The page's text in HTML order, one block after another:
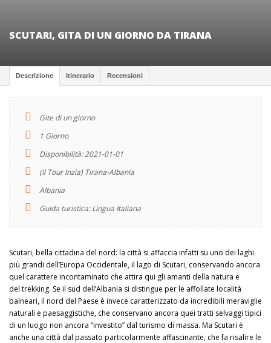
SCUTARI, GITA DI UN GIORNO DA TIRANA
Descrizione Itinerario Recensioni
Gite di un giorno
1 Giorno
Disponibilità: 2021-01-01
(Il Tour Inzia) Tirana-Albania
Albania
Guida turistica: Lingua Italiana
Scutari, bella cittadina del nord: la città si affaccia infatti su uno dei laghi
più grandi dell’Europa Occidentale, il lago di Scutari, conservando ancora
quel carattere incontaminato che attira qui gli amanti della natura e
del trekking. Se il sud dell’Albania si distingue per le affollate località
balneari, il nord del Paese è invece caratterizzato da incredibili meraviglie
naturali e paesaggistiche, che conservano ancora quei tratti selvaggi tipici
di un luogo non ancora “investito” dal turismo di massa. Ma Scutari è
anche una città dal passato particolarmente affascinante, che fa risalire le